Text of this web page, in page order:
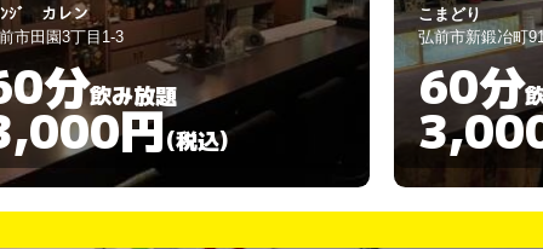
どり
市新鍛冶町91
分飲み放題
円(税込)
スナック マミ
平川市本町北柳
60分